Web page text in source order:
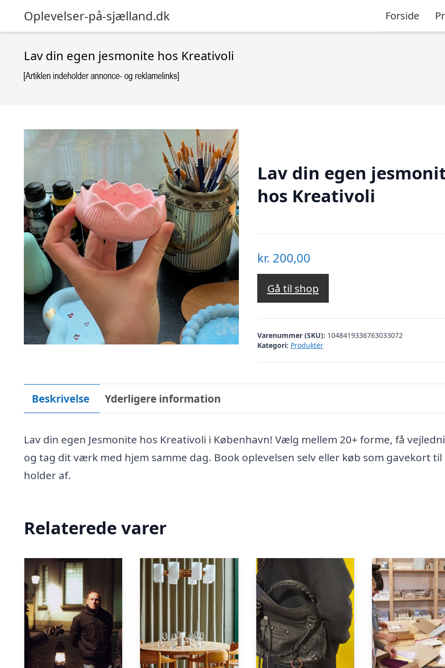
Oplevelser-på-sjælland.dk Forside
Lav din egen jesmonite hos Kreativoli
Lav din egen
hos Kreativoli
kr. 200,00
Gå til shop
Varenummer (SKU): 1048419336763033072
Kategori: Produkter
Beskrivelse Yderligere information
Lav din egen Jesmonite hos Kreativoli i København! Vælg mellem 20+ forme, få
og tag dit værk med hjem samme dag. Book oplevelsen selv eller køb som gavekort til
holder af.
Relaterede varer